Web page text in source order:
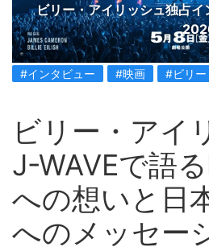
ビリー・アイリッシュ独占イ
#インタビュー #映画 #ビリー
ビリー・アイ
J-WAVEで語
への想いと日
へのメッセー